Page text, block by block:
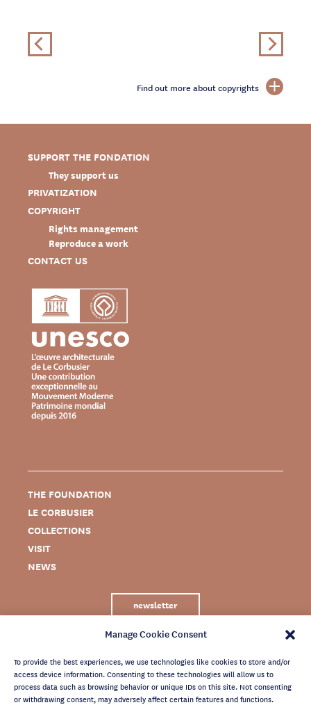
Manage Cookie Consent
To provide the best experiences, we use technologies like cookies to store and/or
access device information. Consenting to these technologies will allow us to
process data such as browsing behavior or unique IDs on this site. Not consenting
or withdrawing consent, may adversely affect certain features and functions.
Find out more about copyrights
SUPPORT THE FONDATION
They support us
PRIVATIZATION
COPYRIGHT
Rights management
Reproduce a work
CONTACT US
THE FOUNDATION
LE CORBUSIER
COLLECTIONS
VISIT
NEWS
newsletter